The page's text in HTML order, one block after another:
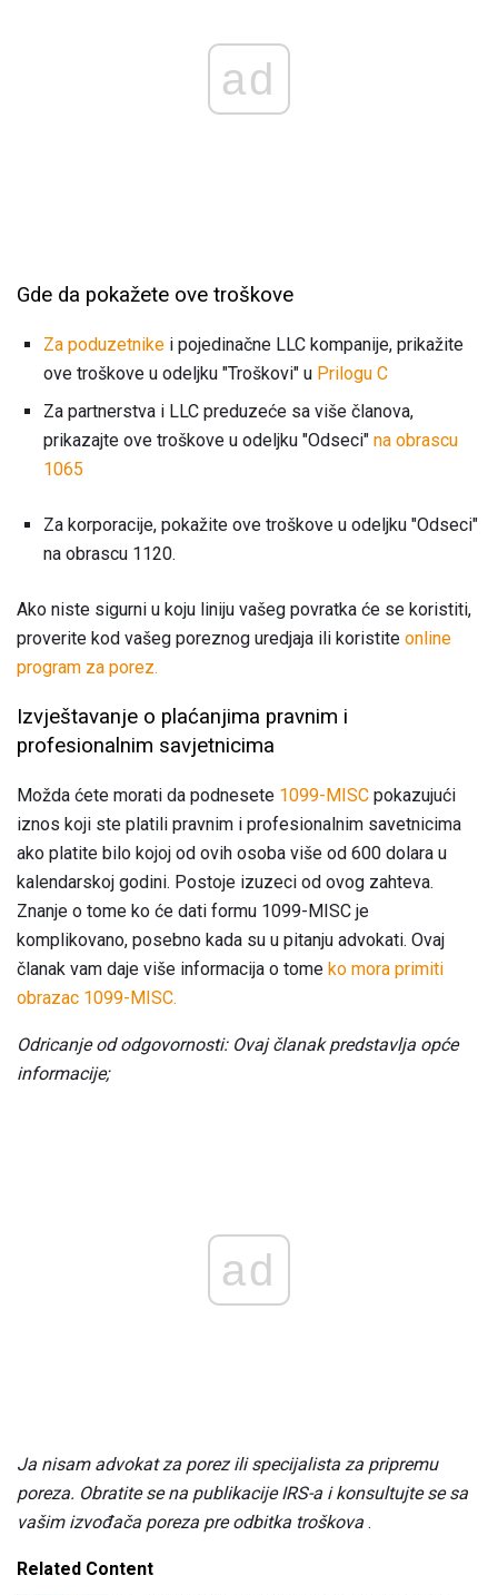
ad
Gde da pokažete ove troškove
Za poduzetnike i pojedinačne LLC kompanije, prikažite
ove troškove u odeljku "Troškovi" u Prilogu C
Za partnerstva i LLC preduzeće sa više članova,
prikazajte ove troškove u odeljku "Odseci" na obrascu
1065
Za korporacije, pokažite ove troškove u odeljku "Odseci"
na obrascu 1120.
Ako niste sigurni u koju liniju vašeg povratka će se koristiti,
proverite kod vašeg poreznog uredjaja ili koristite online
program za porez.
Izvještavanje o plaćanjima pravnim i
profesionalnim savjetnicima
Možda ćete morati da podnesete 1099-MISC pokazujući
iznos koji ste platili pravnim i profesionalnim savetnicima
ako platite bilo kojoj od ovih osoba više od 600 dolara u
kalendarskoj godini. Postoje izuzeci od ovog zahteva.
Znanje o tome ko će dati formu 1099-MISC je
komplikovano, posebno kada su u pitanju advokati. Ovaj
članak vam daje više informacija o tome ko mora primiti
obrazac 1099-MISC.
Odricanje od odgovornosti: Ovaj članak predstavlja opće
informacije;
ad
Ja nisam advokat za porez ili specijalista za pripremu
poreza. Obratite se na publikacije IRS-a i konsultujte se sa
vašim izvođača poreza pre odbitka troškova .
Related Content